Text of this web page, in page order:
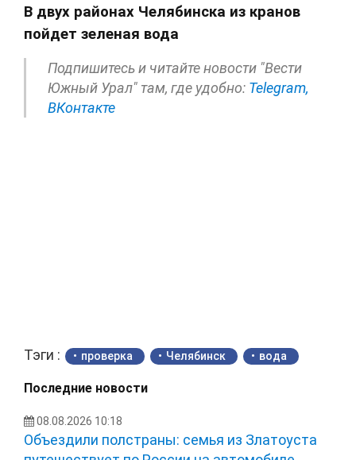
В двух районах Челябинска из кранов
пойдет зеленая вода
Подпишитесь и читайте новости "Вести
Южный Урал" там, где удобно: Telegram,
ВКонтакте
Тэги : проверка Челябинск вода
Последние новости
08.08.2026 10:18
Объездили полстраны: семья из Златоуста